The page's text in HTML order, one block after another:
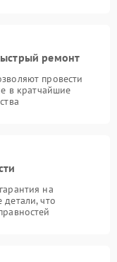
ремонт
провести
в кратчайшие
на
что